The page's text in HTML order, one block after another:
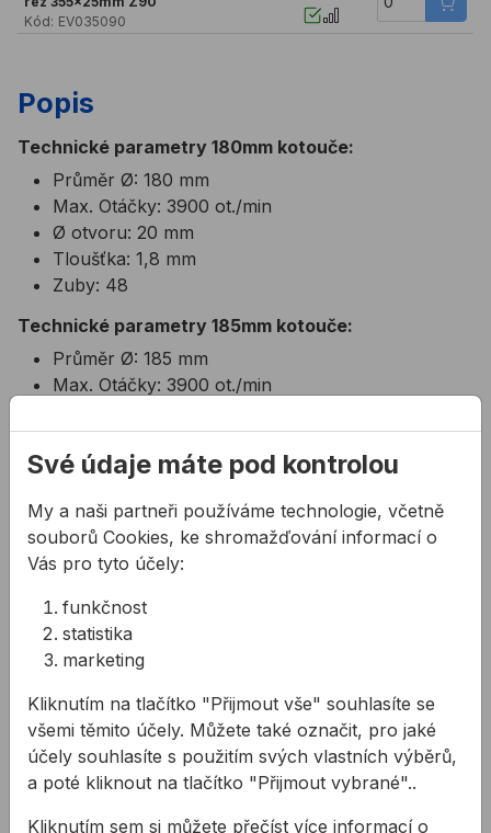
Kód: EV035090
Popis
Technické parametry 180mm kotouče:
Průměr Ø: 180 mm
Max. Otáčky: 3900 ot./min
Ø otvoru: 20 mm
Tloušťka: 1,8 mm
Zuby: 48
Technické parametry 185mm kotouče:
Průměr Ø: 185 mm
Max. Otáčky: 3900 ot./min
Tloušťka: 1,8 mm
Zuby: 48
Technické parametry 230mm kotouče:
Průměr Ø: 230 mm
Max. Otáčky: 3000 ot./min
Tloušťka: 1,8 mm
Zuby: 54
Průměr Ø: 355 mm
Max. Otáčky: 1600 ot./min
Ø otvoru: 25,4 mm
Tloušťka: 2,4 mm
Zuby: 90
Své údaje máte pod kontrolou
My a naši partneři používáme technologie, včetně
souborů Cookies, ke shromažďování informací o
Vás pro tyto účely:
funkčnost
statistika
marketing
Kliknutím na tlačítko "Přijmout vše" souhlasíte se
všemi těmito účely. Můžete také označit, pro jaké
účely souhlasíte s použitím svých vlastních výběrů,
a poté kliknout na tlačítko "Přijmout vybrané"..
Kliknutím sem si můžete přečíst více informací o